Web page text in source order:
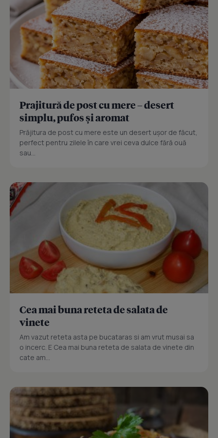
Prajitură de post cu mere – desert
simplu, pufos și aromat
Prăjitura de post cu mere este un desert ușor de făcut,
perfect pentru zilele în care vrei ceva dulce fără ouă
sau...
Cea mai buna reteta de salata de
vinete
Am vazut reteta asta pe bucataras si am vrut musai sa
o incerc. E Cea mai buna reteta de salata de vinete din
cate am...